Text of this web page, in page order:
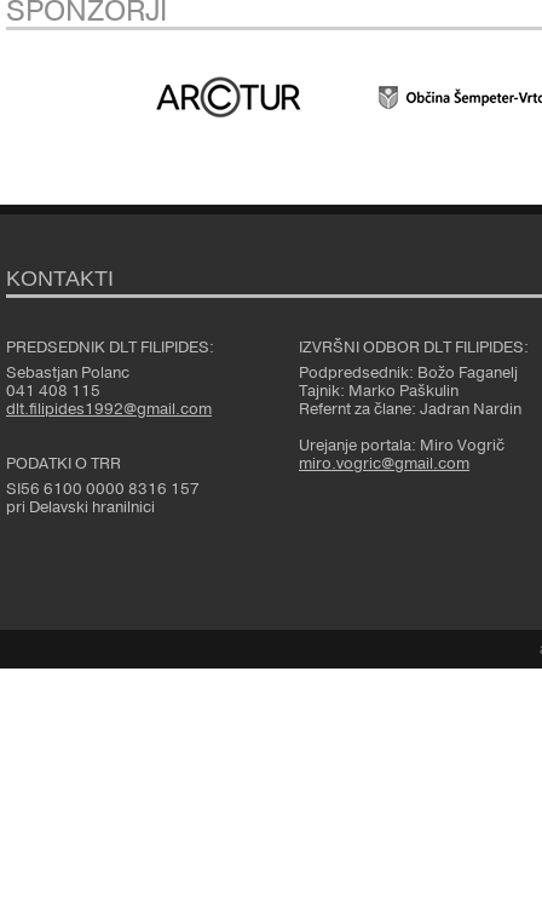
SPONZORJI
KONTAKTI
PREDSEDNIK DLT FILIPIDES:
Sebastjan Polanc
041 408 115
dlt.filipides1992@gmail.com
PODATKI O TRR
SI56 6100 0000 8316 157
pri Delavski hranilnici
IZVRŠNI ODBOR DLT FILIPIDES:
Podpredsednik: Božo Faganelj
Tajnik: Marko Paškulin
Refernt za člane: Jadran Nardin
Urejanje portala: Miro Vogrič
miro.vogric@gmail.com